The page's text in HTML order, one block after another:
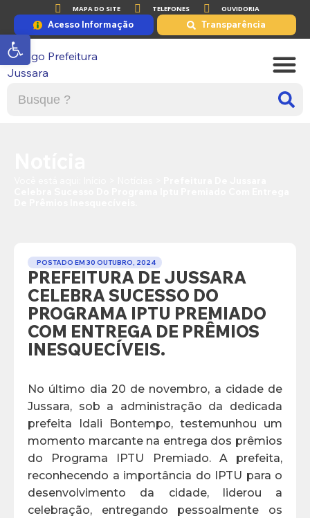
MAPA DO SITE TELEFONES OUVIDORIA
Acesso Informação Transparência
POSTADO EM 30 OUTUBRO, 2024
PREFEITURA DE JUSSARA
CELEBRA SUCESSO DO
PROGRAMA IPTU PREMIADO
COM ENTREGA DE PRÊMIOS
INESQUECÍVEIS.
No último dia 20 de novembro, a cidade de
Jussara, sob a administração da dedicada
prefeita Idali Bontempo, testemunhou um
momento marcante na entrega dos prêmios
do Programa IPTU Premiado. A prefeita,
reconhecendo a importância do IPTU para o
desenvolvimento da cidade, liderou a
celebração, entregando pessoalmente os
Abrir a barra de ferramentas